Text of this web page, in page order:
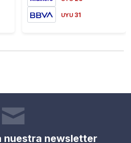
UYU 31
nuestra newsletter